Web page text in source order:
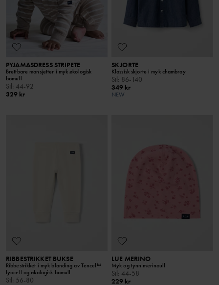
PYJAMASDRESS STRIPETE
Brettbare mansjetter i myk økologisk
bomull
Stl: 44-92
329 kr
SKJORTE
Klassisk skjorte i myk chambray
Stl: 86-140
349 kr
NEW
RIBBESTRIKKET BUKSE
Ribbestrikket i myk blanding av Tencel™
lyocell og økologisk bomull
Stl: 56-80
LUE MERINO
Myk og tynn merinoull
Stl: 44-58
229 kr